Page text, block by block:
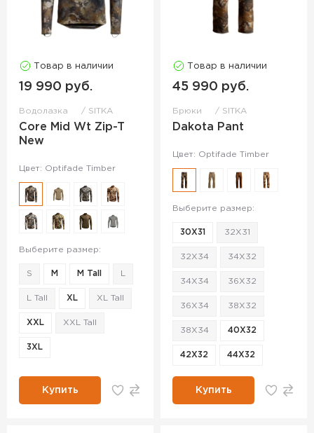
Товар в наличии
19 990 руб.
Водолазка SITKA
Core Mid Wt Zip-T
New
Цвет: Optifade Timber
Выберите размер:
S M M Tall
L Tall XL XL Tall
XXL XXL Tall
3XL
Купить
Товар в наличии
45 990 руб.
Брюки SITKA
Dakota Pant
Цвет: Optifade Timber
Выберите размер:
30X31 32X31
32X34 34X32
34X34 36X32
36X34 38X32
38X34 40X32
42X32 44X32
Купить